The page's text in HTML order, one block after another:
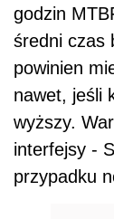
godzin
średni czas
powinien
nawet, jeśli
wyższy.
interfejsy -
przypadku